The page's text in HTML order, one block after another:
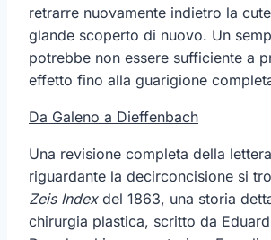
retrarre nuovamente indietro la
glande scoperto di nuovo. Un
potrebbe non essere sufficiente a
effetto fino alla guarigione
Da Galeno a Dieffenbach
Una revisione completa della
riguardante la decirconcisione si
Zeis Indexdel 1863, una storia
chirurgia plastica, scritto da